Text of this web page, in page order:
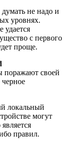
не надо и
уровнях.
удается
с первого
проще.
поражают своей
локальный
могут
правил.